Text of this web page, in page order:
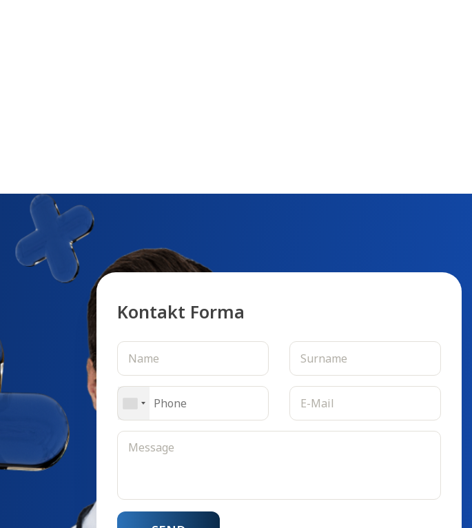
Kontakt Forma